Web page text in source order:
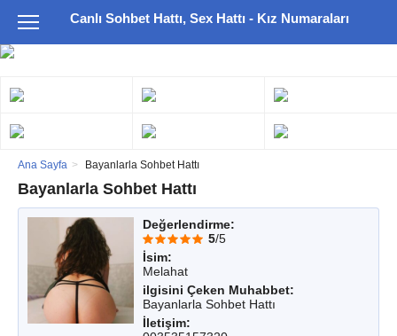
Canlı Sohbet Hattı, Sex Hattı - Kız Numaraları
Ana Sayfa Bayanlarla Sohbet Hattı
Bayanlarla Sohbet Hattı
Değerlendirme:
5/5
İsim:
Melahat
ilgisini Çeken Muhabbet:
Bayanlarla Sohbet Hattı
İletişim: